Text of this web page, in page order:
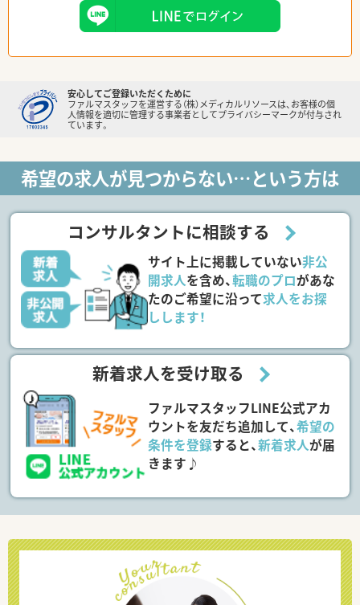
安心してご登録いただくために
ファルマスタッフを運営する（株）メディカルリソースは、お客様の個
人情報を適切に管理する事業者としてプライバシーマークが付与され
ています。
希望の求人が見つからない…という方は
コンサルタントに相談する
サイト上に掲載していない非公
開求人を含め、転職のプロがあな
たのご希望に沿って求人をお探
しします！
新着求人を受け取る
ファルマスタッフLINE公式アカ
ウントを友だち追加して、希望の
条件を登録すると、新着求人が届
きます♪